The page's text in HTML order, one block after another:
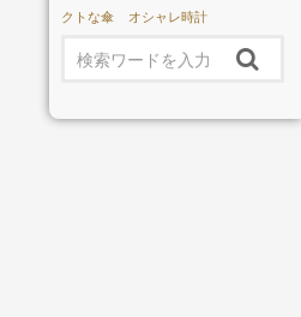
クトな傘
オシャレ時計